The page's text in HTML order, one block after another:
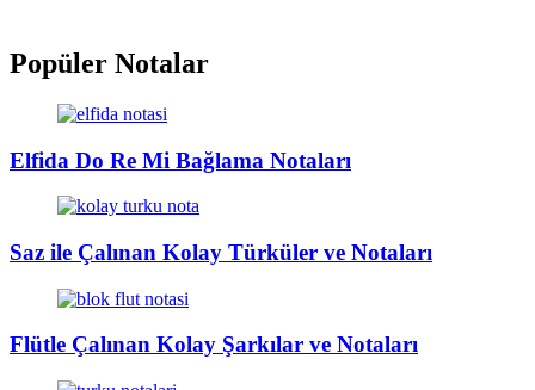
Popüler Notalar
Elfida Do Re Mi Bağlama Notaları
Saz ile Çalınan Kolay Türküler ve Notaları
Flütle Çalınan Kolay Şarkılar ve Notaları